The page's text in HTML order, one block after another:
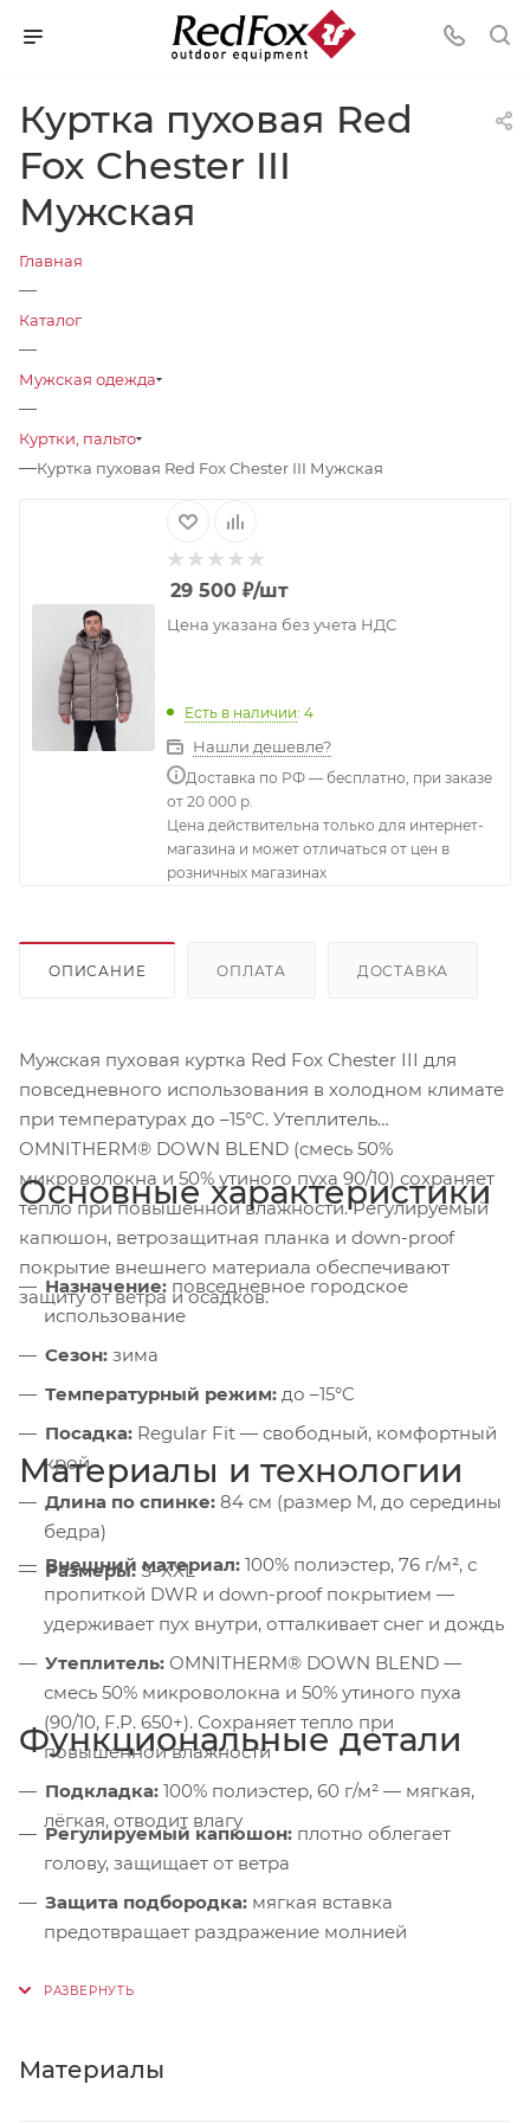
Куртка пуховая Red
Fox Chester III
Мужская
Главная
—
Каталог
—
Мужская одежда
—
Куртки, пальто
—Куртка пуховая Red Fox Chester III Мужская
29 500 ₽/шт
Цена указана без учета НДС
Есть в наличии: 4
Нашли дешевле?
Доставка по РФ — бесплатно, при заказе
от 20 000 р.
Цена действительна только для интернет-
магазина и может отличаться от цен в
розничных магазинах
ОПИСАНИЕ ОПЛАТА ДОСТАВКА
Мужская пуховая куртка Red Fox Chester III для
повседневного использования в холодном климате
при температурах до –15°C. Утеплитель
OMNITHERM® DOWN BLEND (смесь 50%
микроволокна и 50% утиного пуха 90/10) сохраняет
тепло при повышенной влажности. Регулируемый
капюшон, ветрозащитная планка и down-proof
покрытие внешнего материала обеспечивают
защиту от ветра и осадков.
Основные характеристики
Назначение: повседневное городское
использование
Сезон: зима
Температурный режим: до –15°C
Посадка: Regular Fit — свободный, комфортный
крой
Длина по спинке: 84 см (размер M, до середины
бедра)
Размеры: S–XXL
Материалы и технологии
Внешний материал: 100% полиэстер, 76 г/м², с
пропиткой DWR и down-proof покрытием —
удерживает пух внутри, отталкивает снег и дождь
Утеплитель: OMNITHERM® DOWN BLEND —
смесь 50% микроволокна и 50% утиного пуха
(90/10, F.P. 650+). Сохраняет тепло при
повышенной влажности
Подкладка: 100% полиэстер, 60 г/м² — мягкая,
лёгкая, отводит влагу
Функциональные детали
Регулируемый капюшон: плотно облегает
голову, защищает от ветра
Защита подбородка: мягкая вставка
предотвращает раздражение молнией
подпланка — исключает продувание
Нагрудные карманы:
Материалы